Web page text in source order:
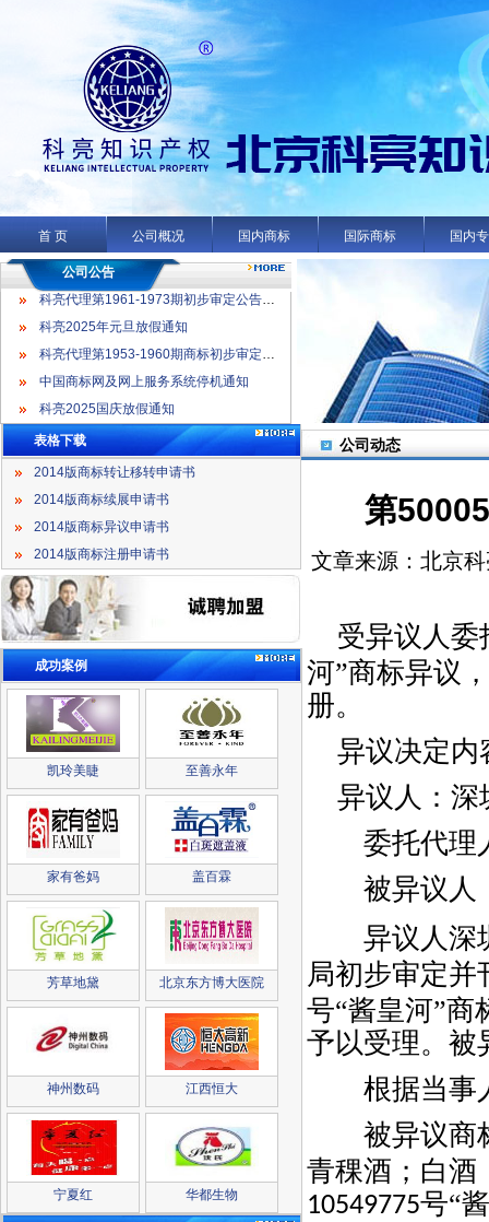
首 页 公司概况 国内商标 国际商标 国内
公司公告
科亮代理第1953-1960期商标初步审定公告名录
中国商标网及网上服务系统停机通知
科亮2025国庆放假通知
科亮代理第1961-1973期初步审定公告名录
科亮2025年元旦放假通知
科亮代理第1953-1960期商标初步审定公告名录
中国商标网及网上服务系统停机通知
科亮2025国庆放假通知
表格下载
2014版商标转让移转申请书
2014版商标续展申请书
2014版商标异议申请书
2014版商标注册申请书
成功案例
凯玲美睫 至善永年
家有爸妈 盖百霖
芳草地黛 北京东方博大医院
神州数码 江西恒大
宁夏红 华都生物
公司动态
第
文章来源：北京
受异议人委
河”商标异议
册。
异议决定内
异议人：深
委托代理人
被异议人
异议人深圳
局初步审定并
号“酱皇河”商
予以受理。被
根据当事人
被异议商标
青稞酒；白酒
10549775号“